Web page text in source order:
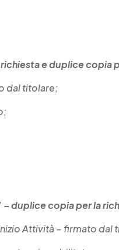
e duplice copia
dal titolare;
– duplice copia per la
Attività – firmato dal